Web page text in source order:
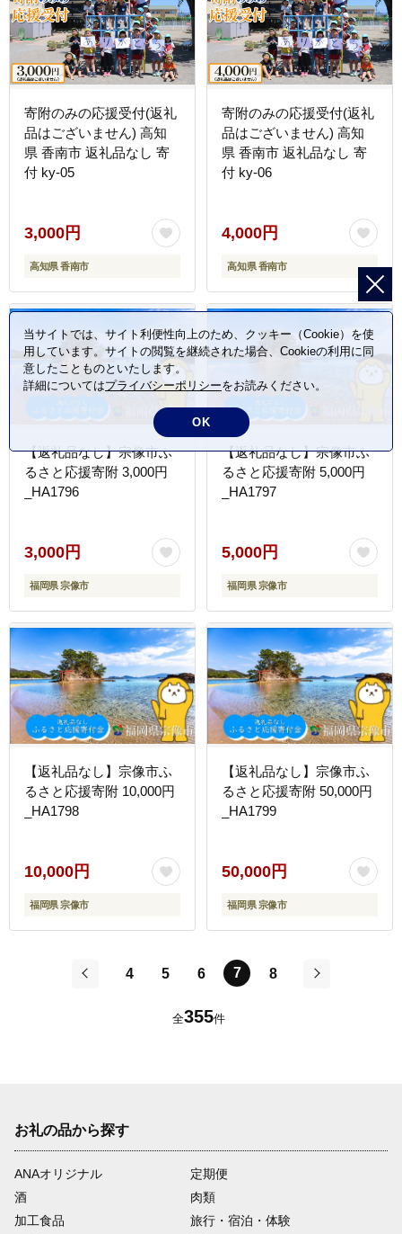
寄附のみの応援受付(返礼
品はございません) 高知
県 香南市 返礼品なし 寄
付 ky-05
3,000円
高知県 香南市
寄附のみの応援受付(返礼
品はございません) 高知
県 香南市 返礼品なし 寄
付 ky-06
4,000円
高知県 香南市
【返礼品なし】宗像市ふ
るさと応援寄附 3,000円
_HA1796
3,000円
福岡県 宗像市
【返礼品なし】宗像市ふ
るさと応援寄附 5,000円
_HA1797
5,000円
福岡県 宗像市
【返礼品なし】宗像市ふ
るさと応援寄附 10,000円
_HA1798
10,000円
福岡県 宗像市
【返礼品なし】宗像市ふ
るさと応援寄附 50,000円
_HA1799
50,000円
福岡県 宗像市
4 5 6 7
8
全355件
お礼の品から探す
ANAオリジナル
定期便
酒
肉類
加工食品
旅行・宿泊・体験
当サイトでは、サイト利便性向上のため、クッキー（Cookie）を使
用しています。サイトの閲覧を継続された場合、Cookieの利用に同
意したことものといたします。
詳細についてはプライバシーポリシーをお読みください。
OK